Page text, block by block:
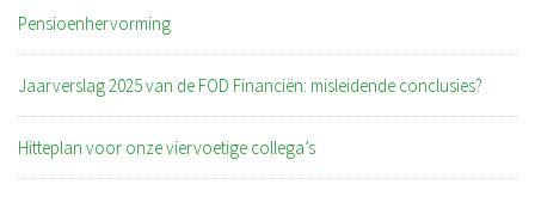
Pensioenhervorming
Jaarverslag 2025 van de FOD Financiën: misleidende conclusies?
Hitteplan voor onze viervoetige collega’s